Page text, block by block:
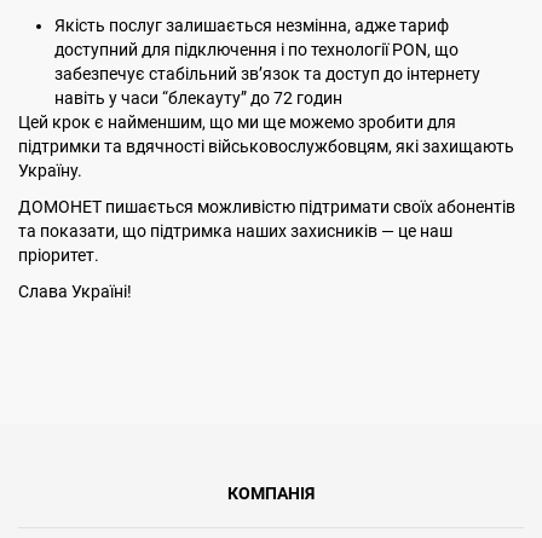
Якість послуг залишається незмінна, адже тариф
доступний для підключення і по технології PON, що
забезпечує стабільний зв’язок та доступ до інтернету
навіть у часи “блекауту” до 72 годин
Цей крок є найменшим, що ми ще можемо зробити для
підтримки та вдячності військовослужбовцям, які захищають
Україну.
ДОМОНЕТ пишається можливістю підтримати своїх абонентів
та показати, що підтримка наших захисників — це наш
пріоритет.
Слава Україні!
КОМПАНІЯ